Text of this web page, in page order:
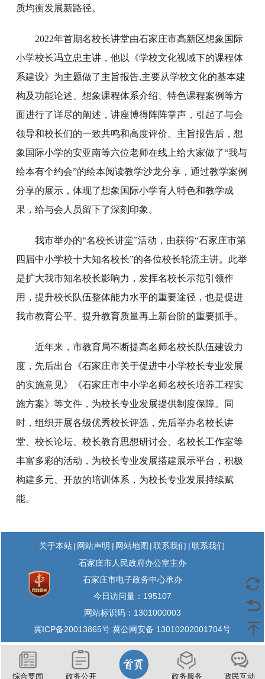
质均衡发展新路径。
2022年首期名校长讲堂由石家庄市高新区想象国际
小学校长冯立忠主讲，他以《学校文化视域下的课程体
系建设》为主题做了主旨报告,主要从学校文化的基本建
构及功能论述、想象课程体系介绍、特色课程案例等方
面进行了详尽的阐述，讲座博得阵阵掌声，引起了与会
领导和校长们的一致共鸣和高度评价。主旨报告后，想
象国际小学的安亚南等六位老师在线上给大家做了“我与
绘本有个约会”的绘本阅读教学沙龙分享，通过教学案例
分享的展示，体现了想象国际小学育人特色和教学成
果，给与会人员留下了深刻印象。
我市举办的“名校长讲堂”活动，由获得“石家庄市第
四届中小学校十大知名校长”的各位校长轮流主讲。此举
是扩大我市知名校长影响力，发挥名校长示范引领作
用，提升校长队伍整体能力水平的重要途径，也是促进
我市教育公平、提升教育质量再上新台阶的重要抓手。
近年来，市教育局不断提高名师名校长队伍建设力
度，先后出台《石家庄市关于促进中小学校长专业发展
的实施意见》《石家庄市中小学名师名校长培养工程实
施方案》等文件，为校长专业发展提供制度保障。同
时，组织开展各级优秀校长评选，先后举办名校长讲
堂、校长论坛、校长教育思想研讨会、名校长工作室等
丰富多彩的活动，为校长专业发展搭建展示平台，积极
构建多元、开放的培训体系，为校长专业发展持续赋
能。
关于本站 | 网站声明 | 网站地图 | 联系我们 | 联系我们
石家庄市人民政府办公室主办
石家庄市电子政务中心承办
今日访问量： 195107
网站标识码：1301000003
冀ICP备20013865号 冀公网安备 13010202001704号
综合要闻 政务公开 政务服务 政民互动